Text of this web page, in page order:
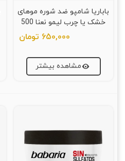
باباریا شامپو ضد شوره موهای
خشک یا چرب لیمو نعنا 500
میلی لیتر
650,000 تومان
مشاهده بیشتر